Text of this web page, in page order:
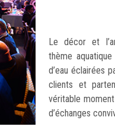
Le décor et
thème
d’eau éclairées
clients et
véritable
d’échanges